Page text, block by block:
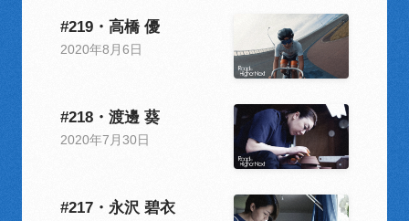
#219・高橋 優
2020年8月6日
#218・渡邊 葵
2020年7月30日
#217・永沢 碧⾐